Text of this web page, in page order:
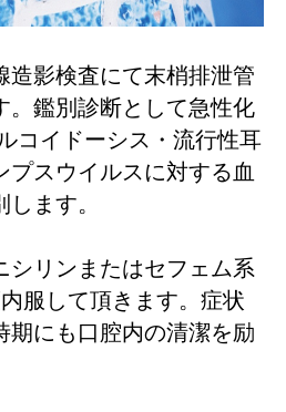
影検査にて末梢排泄管
。鑑別診断として急性化
コイドーシス・流行性耳
プスウイルスに対する血
ます。
シリンまたはセフェム系
服して頂きます。症状
期にも口腔内の清潔を励